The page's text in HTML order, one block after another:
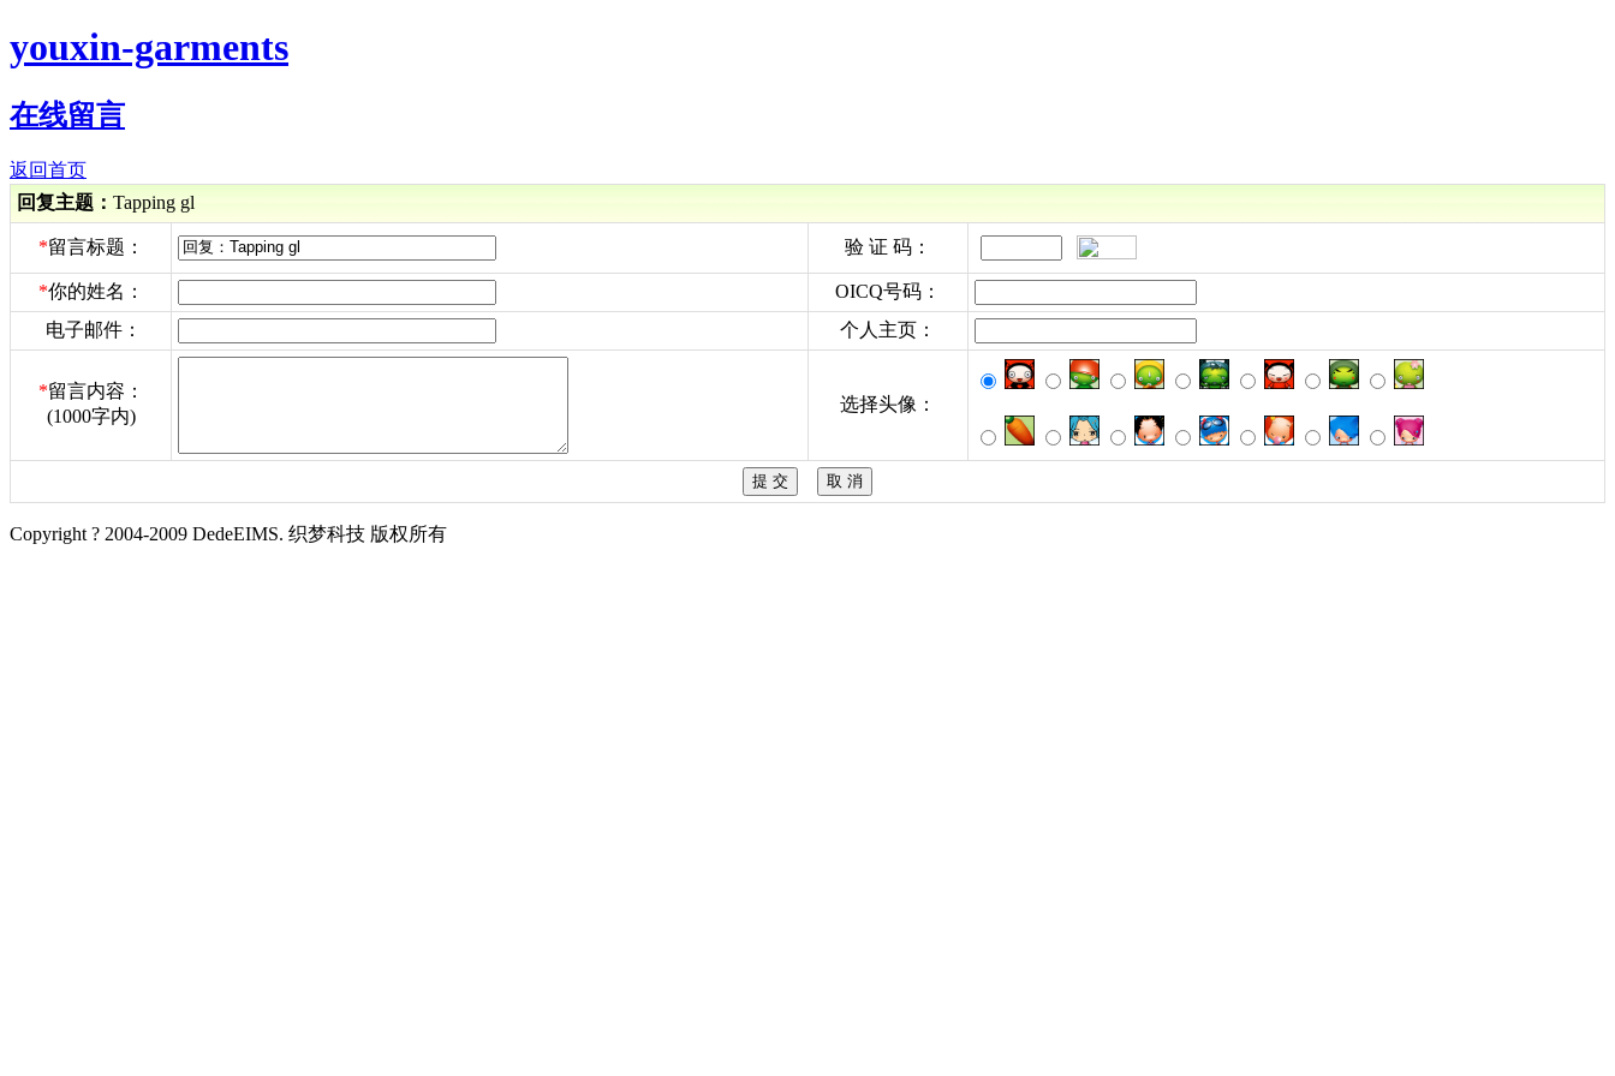
youxin-garments
在线留言
返回首页
回复主题： Tapping gl
*留言标题： 验 证 码：
*你的姓名：
OICQ号码：
电子邮件：
个人主页：
*留言内容：
(1000字内)
选择头像：
Copyright ? 2004-2009 DedeEIMS. 织梦科技 版权所有